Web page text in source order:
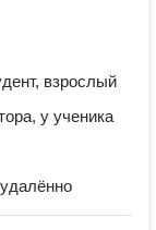
взрослый
у ученика